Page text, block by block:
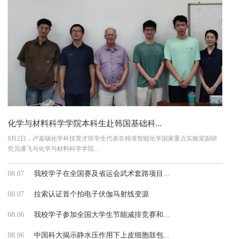
化学与材料科学学院本科生赴韩国基础科...
8月2日，卢嘉锡化学科技英才班学生代表在精准智能化学国家重点实验室副研
究员潘飞与化学与材料科学学院...
08.07 我校学子在全国赛及省运会武术套路项目...
08.07 拉索认证首个拍电子伏伽马射线变源
08.06 我校学子参加全国大学生节能减排竞赛和...
08.06 中国科大揭示静水压作用下上皮细胞鼓包...